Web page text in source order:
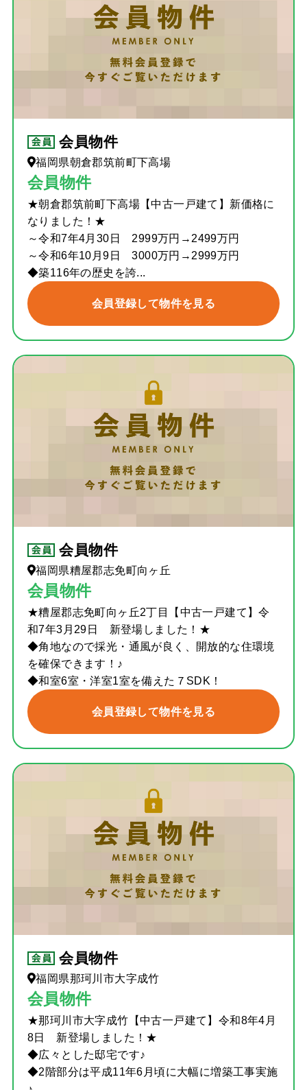
会員物件
福岡県朝倉郡筑前町下高場
会員物件
★朝倉郡筑前町下高場【中古一戸建て】新価格に
なりました！★
～令和7年4月30日 2999万円→2499万円
～令和6年10月9日 3000万円→2999万円
◆築116年の歴史を誇...
会員登録して物件を見る
会員物件
福岡県糟屋郡志免町向ヶ丘
会員物件
★糟屋郡志免町向ヶ丘2丁目【中古一戸建て】令
和7年3月29日 新登場しました！★
◆角地なので採光・通風が良く、開放的な住環境
を確保できます！♪
◆和室6室・洋室1室を備えた７SDK！
会員登録して物件を見る
会員物件
福岡県那珂川市大字成竹
会員物件
★那珂川市大字成竹【中古一戸建て】令和8年4月
8日 新登場しました！★
◆広々とした邸宅です♪
◆2階部分は平成11年6月頃に大幅に増築工事実施